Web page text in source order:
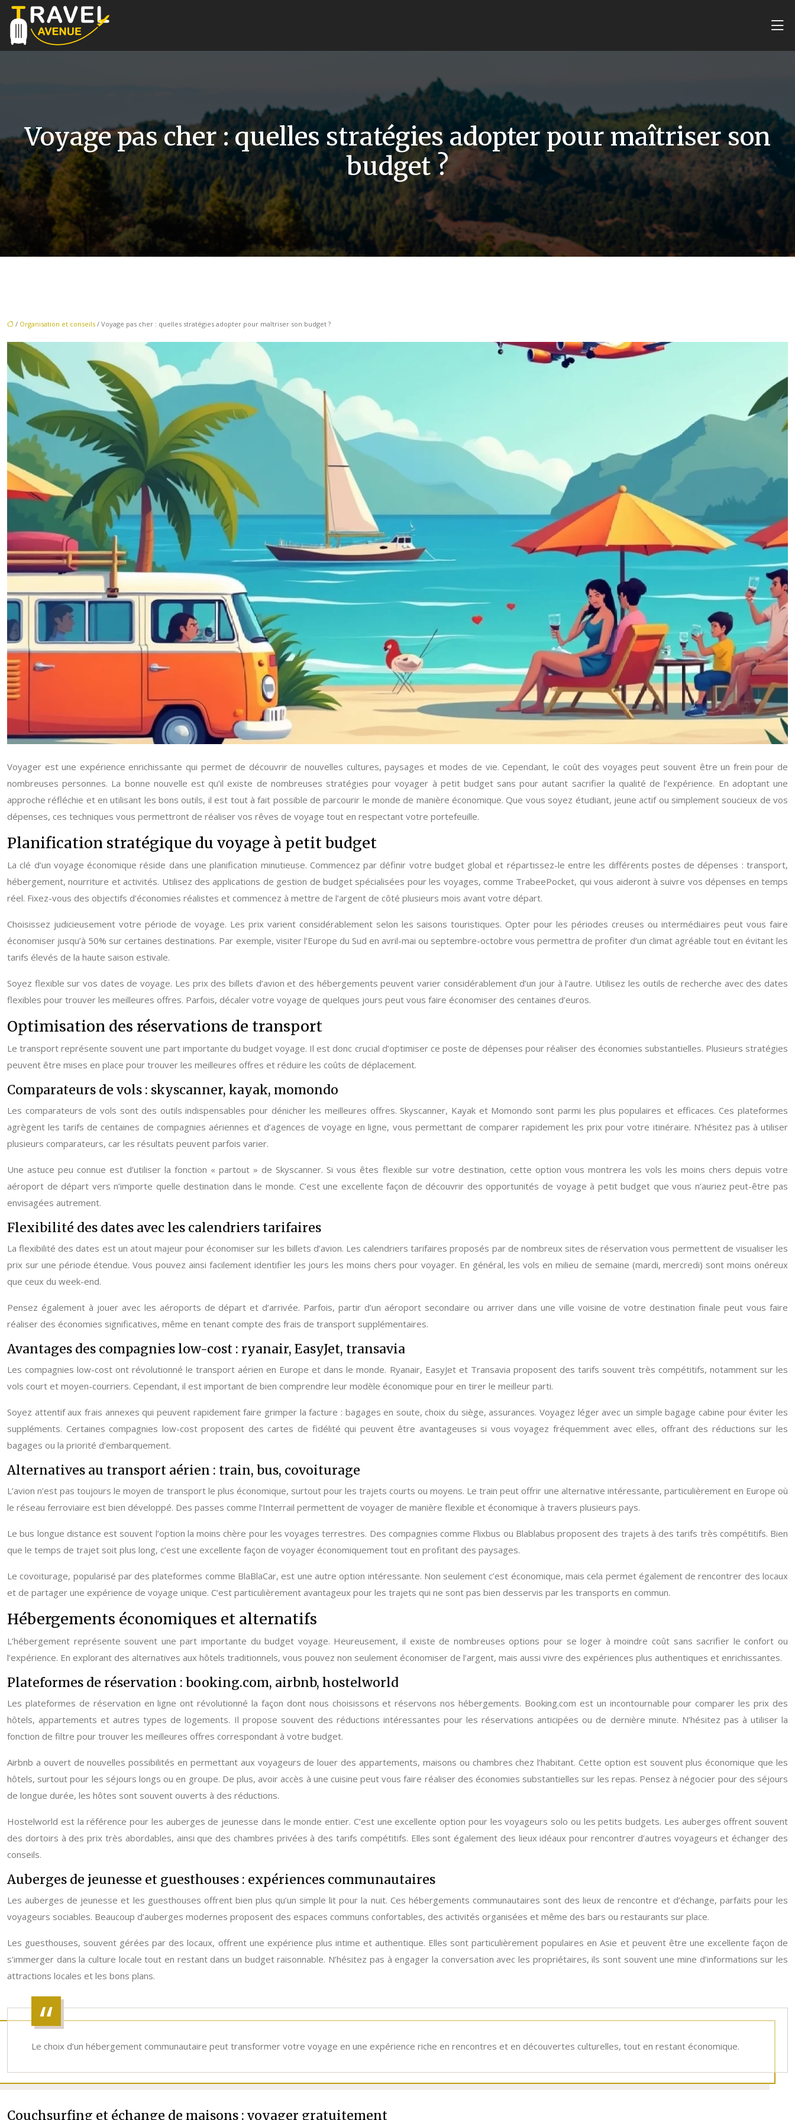
Voyage pas cher : quelles stratégies adopter pour maîtriser son
budget ?
/ Organisation et conseils / Voyage pas cher : quelles stratégies adopter pour maîtriser son budget ?
Voyager est une expérience enrichissante qui permet de découvrir de nouvelles cultures, paysages et modes de vie. Cependant, le coût des voyages peut souvent être un frein pour de
nombreuses personnes. La bonne nouvelle est qu’il existe de nombreuses stratégies pour voyager à petit budget sans pour autant sacrifier la qualité de l’expérience. En adoptant une
approche réfléchie et en utilisant les bons outils, il est tout à fait possible de parcourir le monde de manière économique. Que vous soyez étudiant, jeune actif ou simplement soucieux de vos
dépenses, ces techniques vous permettront de réaliser vos rêves de voyage tout en respectant votre portefeuille.
Planification stratégique du voyage à petit budget
La clé d’un voyage économique réside dans une planification minutieuse. Commencez par définir votre budget global et répartissez-le entre les différents postes de dépenses : transport,
hébergement, nourriture et activités. Utilisez des applications de gestion de budget spécialisées pour les voyages, comme TrabeePocket, qui vous aideront à suivre vos dépenses en temps
réel. Fixez-vous des objectifs d’économies réalistes et commencez à mettre de l’argent de côté plusieurs mois avant votre départ.
Choisissez judicieusement votre période de voyage. Les prix varient considérablement selon les saisons touristiques. Opter pour les périodes creuses ou intermédiaires peut vous faire
économiser jusqu’à 50% sur certaines destinations. Par exemple, visiter l’Europe du Sud en avril-mai ou septembre-octobre vous permettra de profiter d’un climat agréable tout en évitant les
tarifs élevés de la haute saison estivale.
Soyez flexible sur vos dates de voyage. Les prix des billets d’avion et des hébergements peuvent varier considérablement d’un jour à l’autre. Utilisez les outils de recherche avec des dates
flexibles pour trouver les meilleures offres. Parfois, décaler votre voyage de quelques jours peut vous faire économiser des centaines d’euros.
Optimisation des réservations de transport
Le transport représente souvent une part importante du budget voyage. Il est donc crucial d’optimiser ce poste de dépenses pour réaliser des économies substantielles. Plusieurs stratégies
peuvent être mises en place pour trouver les meilleures offres et réduire les coûts de déplacement.
Comparateurs de vols : skyscanner, kayak, momondo
Les comparateurs de vols sont des outils indispensables pour dénicher les meilleures offres. Skyscanner, Kayak et Momondo sont parmi les plus populaires et efficaces. Ces plateformes
agrègent les tarifs de centaines de compagnies aériennes et d’agences de voyage en ligne, vous permettant de comparer rapidement les prix pour votre itinéraire. N’hésitez pas à utiliser
plusieurs comparateurs, car les résultats peuvent parfois varier.
Une astuce peu connue est d’utiliser la fonction « partout » de Skyscanner. Si vous êtes flexible sur votre destination, cette option vous montrera les vols les moins chers depuis votre
aéroport de départ vers n’importe quelle destination dans le monde. C’est une excellente façon de découvrir des opportunités de voyage à petit budget que vous n’auriez peut-être pas
envisagées autrement.
Flexibilité des dates avec les calendriers tarifaires
La flexibilité des dates est un atout majeur pour économiser sur les billets d’avion. Les calendriers tarifaires proposés par de nombreux sites de réservation vous permettent de visualiser les
prix sur une période étendue. Vous pouvez ainsi facilement identifier les jours les moins chers pour voyager. En général, les vols en milieu de semaine (mardi, mercredi) sont moins onéreux
que ceux du week-end.
Pensez également à jouer avec les aéroports de départ et d’arrivée. Parfois, partir d’un aéroport secondaire ou arriver dans une ville voisine de votre destination finale peut vous faire
réaliser des économies significatives, même en tenant compte des frais de transport supplémentaires.
Avantages des compagnies low-cost : ryanair, EasyJet, transavia
Les compagnies low-cost ont révolutionné le transport aérien en Europe et dans le monde. Ryanair, EasyJet et Transavia proposent des tarifs souvent très compétitifs, notamment sur les
vols court et moyen-courriers. Cependant, il est important de bien comprendre leur modèle économique pour en tirer le meilleur parti.
Soyez attentif aux frais annexes qui peuvent rapidement faire grimper la facture : bagages en soute, choix du siège, assurances. Voyagez léger avec un simple bagage cabine pour éviter les
suppléments. Certaines compagnies low-cost proposent des cartes de fidélité qui peuvent être avantageuses si vous voyagez fréquemment avec elles, offrant des réductions sur les
bagages ou la priorité d’embarquement.
Alternatives au transport aérien : train, bus, covoiturage
L’avion n’est pas toujours le moyen de transport le plus économique, surtout pour les trajets courts ou moyens. Le train peut offrir une alternative intéressante, particulièrement en Europe où
le réseau ferroviaire est bien développé. Des passes comme l’Interrail permettent de voyager de manière flexible et économique à travers plusieurs pays.
Le bus longue distance est souvent l’option la moins chère pour les voyages terrestres. Des compagnies comme Flixbus ou Blablabus proposent des trajets à des tarifs très compétitifs. Bien
que le temps de trajet soit plus long, c’est une excellente façon de voyager économiquement tout en profitant des paysages.
Le covoiturage, popularisé par des plateformes comme BlaBlaCar, est une autre option intéressante. Non seulement c’est économique, mais cela permet également de rencontrer des locaux
et de partager une expérience de voyage unique. C’est particulièrement avantageux pour les trajets qui ne sont pas bien desservis par les transports en commun.
Hébergements économiques et alternatifs
L’hébergement représente souvent une part importante du budget voyage. Heureusement, il existe de nombreuses options pour se loger à moindre coût sans sacrifier le confort ou
l’expérience. En explorant des alternatives aux hôtels traditionnels, vous pouvez non seulement économiser de l’argent, mais aussi vivre des expériences plus authentiques et enrichissantes.
Plateformes de réservation : booking.com, airbnb, hostelworld
Les plateformes de réservation en ligne ont révolutionné la façon dont nous choisissons et réservons nos hébergements. Booking.com est un incontournable pour comparer les prix des
hôtels, appartements et autres types de logements. Il propose souvent des réductions intéressantes pour les réservations anticipées ou de dernière minute. N’hésitez pas à utiliser la
fonction de filtre pour trouver les meilleures offres correspondant à votre budget.
Airbnb a ouvert de nouvelles possibilités en permettant aux voyageurs de louer des appartements, maisons ou chambres chez l’habitant. Cette option est souvent plus économique que les
hôtels, surtout pour les séjours longs ou en groupe. De plus, avoir accès à une cuisine peut vous faire réaliser des économies substantielles sur les repas. Pensez à négocier pour des séjours
de longue durée, les hôtes sont souvent ouverts à des réductions.
Hostelworld est la référence pour les auberges de jeunesse dans le monde entier. C’est une excellente option pour les voyageurs solo ou les petits budgets. Les auberges offrent souvent
des dortoirs à des prix très abordables, ainsi que des chambres privées à des tarifs compétitifs. Elles sont également des lieux idéaux pour rencontrer d’autres voyageurs et échanger des
conseils.
Auberges de jeunesse et guesthouses : expériences communautaires
Les auberges de jeunesse et les guesthouses offrent bien plus qu’un simple lit pour la nuit. Ces hébergements communautaires sont des lieux de rencontre et d’échange, parfaits pour les
voyageurs sociables. Beaucoup d’auberges modernes proposent des espaces communs confortables, des activités organisées et même des bars ou restaurants sur place.
Les guesthouses, souvent gérées par des locaux, offrent une expérience plus intime et authentique. Elles sont particulièrement populaires en Asie et peuvent être une excellente façon de
s’immerger dans la culture locale tout en restant dans un budget raisonnable. N’hésitez pas à engager la conversation avec les propriétaires, ils sont souvent une mine d’informations sur les
attractions locales et les bons plans.
Le choix d’un hébergement communautaire peut transformer votre voyage en une expérience riche en rencontres et en découvertes culturelles, tout en restant économique.
Couchsurfing et échange de maisons : voyager gratuitement